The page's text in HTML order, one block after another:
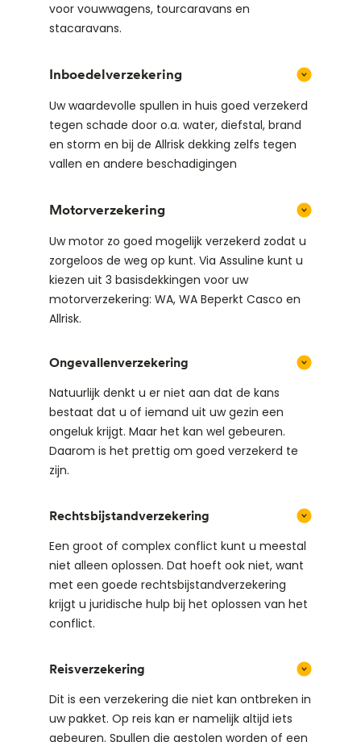
voor vouwwagens, tourcaravans en
stacaravans.
Inboedelverzekering
Uw waardevolle spullen in huis goed verzekerd
tegen schade door o.a. water, diefstal, brand
en storm en bij de Allrisk dekking zelfs tegen
vallen en andere beschadigingen
Motorverzekering
Uw motor zo goed mogelijk verzekerd zodat u
zorgeloos de weg op kunt. Via Assuline kunt u
kiezen uit 3 basisdekkingen voor uw
motorverzekering: WA, WA Beperkt Casco en
Allrisk.
Ongevallenverzekering
Natuurlijk denkt u er niet aan dat de kans
bestaat dat u of iemand uit uw gezin een
ongeluk krijgt. Maar het kan wel gebeuren.
Daarom is het prettig om goed verzekerd te
zijn.
Rechtsbijstandverzekering
Een groot of complex conflict kunt u meestal
niet alleen oplossen. Dat hoeft ook niet, want
met een goede rechtsbijstandverzekering
krijgt u juridische hulp bij het oplossen van het
conflict.
Reisverzekering
Dit is een verzekering die niet kan ontbreken in
uw pakket. Op reis kan er namelijk altijd iets
gebeuren. Spullen die gestolen worden of een